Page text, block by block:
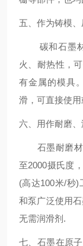
五、作为铸模、
碳和石墨材
火、耐热性，
有金属的模具
滑，可直接使用
六、用作耐磨
石墨耐磨材
至2000摄氏度
(高达100米/秒)
和泵广泛使用
无需润滑剂.
七、石墨在原